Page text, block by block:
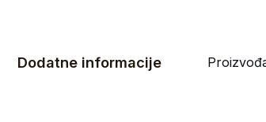
Dodatne informacije